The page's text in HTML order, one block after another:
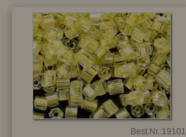
Best.Nr.:19101